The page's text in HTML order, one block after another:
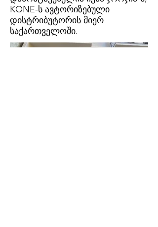
KONE-ს ავტორიზებული
დისტრიბუტორის მიერ
საქართველოში.